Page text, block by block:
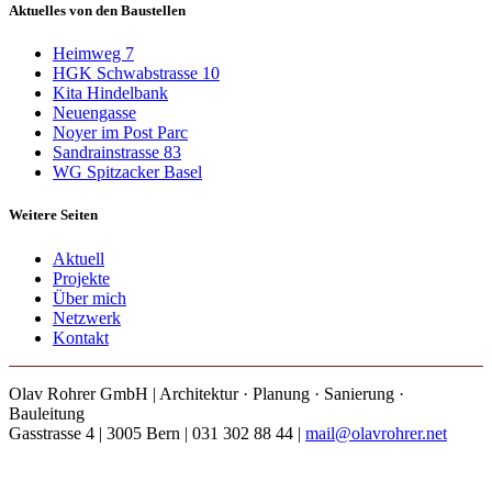
Aktuelles von den Baustellen
Heimweg 7
HGK Schwabstrasse 10
Kita Hindelbank
Neuengasse
Noyer im Post Parc
Sandrainstrasse 83
WG Spitzacker Basel
Weitere Seiten
Aktuell
Projekte
Über mich
Netzwerk
Kontakt
Olav Rohrer GmbH | Architektur · Planung · Sanierung ·
Bauleitung
Gasstrasse 4 | 3005 Bern | 031 302 88 44 | mail@olavrohrer.net